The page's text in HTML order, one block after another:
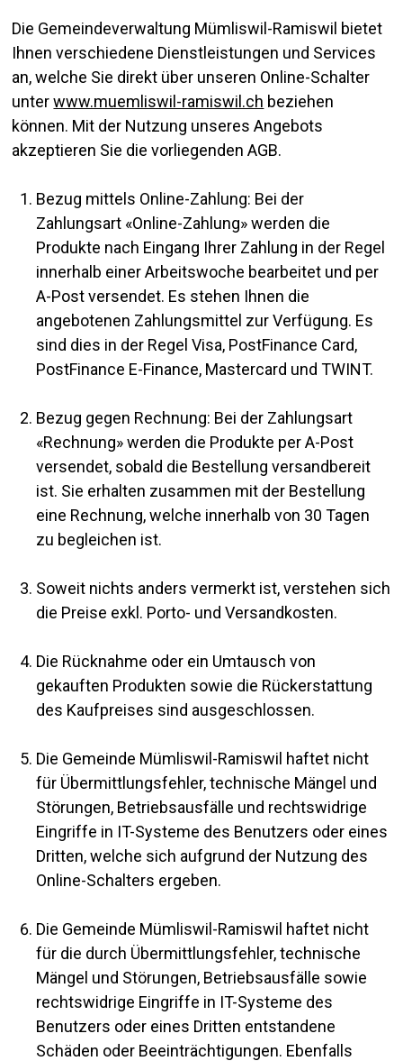
Die Gemeindeverwaltung Mümliswil-Ramiswil bietet
Ihnen verschiedene Dienstleistungen und Services
an, welche Sie direkt über unseren Online-Schalter
unterwww.muemliswil-ramiswil.ch beziehen
können. Mit der Nutzung unseres Angebots
akzeptieren Sie die vorliegenden AGB.
Bezug mittels Online-Zahlung: Bei der
Zahlungsart «Online-Zahlung» werden die
Produkte nach Eingang Ihrer Zahlung in der Regel
innerhalb einer Arbeitswoche bearbeitet und per
A-Post versendet. Es stehen Ihnen die
angebotenen Zahlungsmittel zur Verfügung. Es
sind dies in der Regel Visa, PostFinance Card,
PostFinance E-Finance, Mastercard und TWINT.
Bezug gegen Rechnung: Bei der Zahlungsart
«Rechnung» werden die Produkte per A-Post
versendet, sobald die Bestellung versandbereit
ist. Sie erhalten zusammen mit der Bestellung
eine Rechnung, welche innerhalb von 30 Tagen
zu begleichen ist.
Soweit nichts anders vermerkt ist, verstehen sich
die Preise exkl. Porto- und Versandkosten.
Die Rücknahme oder ein Umtausch von
gekauften Produkten sowie die Rückerstattung
des Kaufpreises sind ausgeschlossen.
Die Gemeinde Mümliswil-Ramiswil haftet nicht
für Übermittlungsfehler, technische Mängel und
Störungen, Betriebsausfälle und rechtswidrige
Eingriffe in IT-Systeme des Benutzers oder eines
Dritten, welche sich aufgrund der Nutzung des
Online-Schalters ergeben.
Die Gemeinde Mümliswil-Ramiswil haftet nicht
für die durch Übermittlungsfehler, technische
Mängel und Störungen, Betriebsausfälle sowie
rechtswidrige Eingriffe in IT-Systeme des
Benutzers oder eines Dritten entstandene
Schäden oder Beeinträchtigungen. Ebenfalls